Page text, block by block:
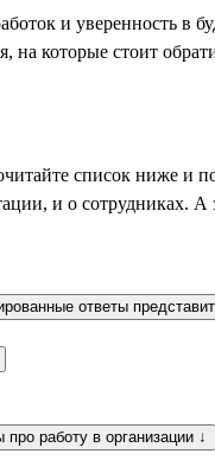
и уверенность в
на которые стоит
список ниже и
и о сотрудниках.
ответы
работу в организации ↓